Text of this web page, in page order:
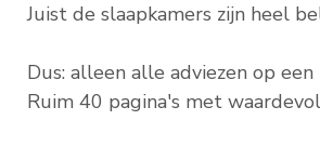
Juist de slaapkamers zijn heel
Dus: alleen alle adviezen op een
Ruim 40 pagina's met